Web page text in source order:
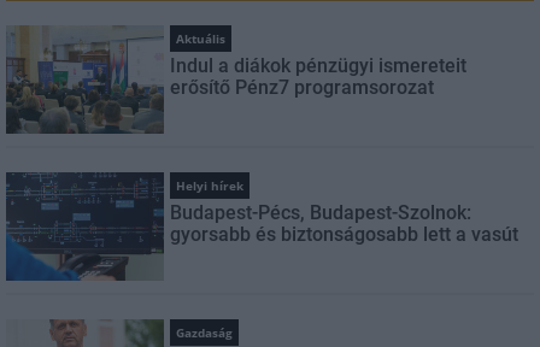
Aktuális
Indul a diákok pénzügyi ismereteit
erősítő Pénz7 programsorozat
Helyi hírek
Budapest-Pécs, Budapest-Szolnok:
gyorsabb és biztonságosabb lett a vasút
Gazdaság